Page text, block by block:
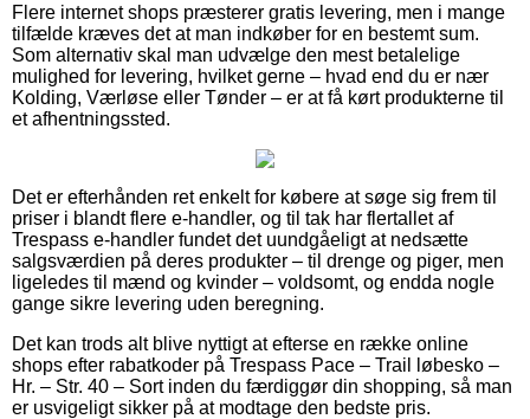
Flere internet shops præsterer gratis levering, men i mange
tilfælde kræves det at man indkøber for en bestemt sum.
Som alternativ skal man udvælge den mest betalelige
mulighed for levering, hvilket gerne – hvad end du er nær
Kolding, Værløse eller Tønder – er at få kørt produkterne til
et afhentningssted.
Det er efterhånden ret enkelt for købere at søge sig frem til
priser i blandt flere e-handler, og til tak har flertallet af
Trespass e-handler fundet det uundgåeligt at nedsætte
salgsværdien på deres produkter – til drenge og piger, men
ligeledes til mænd og kvinder – voldsomt, og endda nogle
gange sikre levering uden beregning.
Det kan trods alt blive nyttigt at efterse en række online
shops efter rabatkoder på Trespass Pace – Trail løbesko –
Hr. – Str. 40 – Sort inden du færdiggør din shopping, så man
er usvigeligt sikker på at modtage den bedste pris.